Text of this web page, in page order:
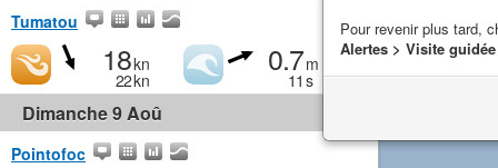
Tumatou
18kn
22kn
0.7m
11 s
Dimanche 9 Aoû
Pointofoc
Pour revenir plus tard,
Alertes > Visite guidée